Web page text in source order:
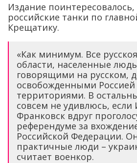
Издание
российские танки по
Крещатику.
«Как минимум. Все
области, населенные
говорящими на русском,
освобожденными Россией
территориями. В
совсем не удивлюсь, если
Франковск вдруг
референдуме за
Российской Федерации.
практичные люди –
считает военкор.